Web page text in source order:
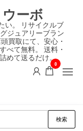
ーボ
い。 リサイクルブ
ジュアリーブラン
買取にて、安心・
べて無料。 送料・
めて送るだけ。
0
検索